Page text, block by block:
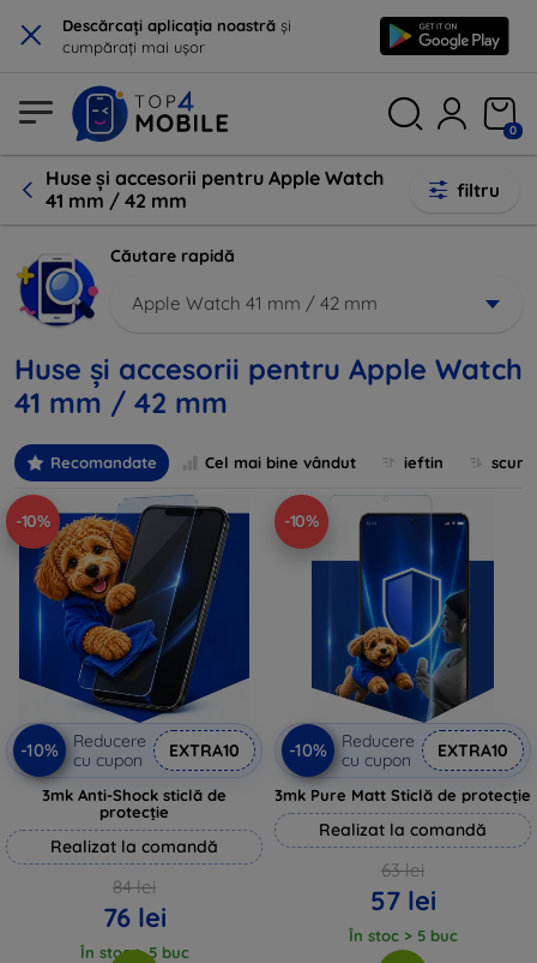
× Descărcați aplicația noastră și
cumpărați mai ușor
0
Huse și accesorii pentru Apple Watch
41 mm / 42 mm
filtru
Căutare rapidă
Apple Watch 41 mm / 42 mm
Huse și accesorii pentru Apple Watch
41 mm / 42 mm
Recomandate Cel mai bine vândut ieftin
-10%
-10%
Reducere
cu cupon
EXTRA10
3mk Anti-Shock sticlă de
protecție
Realizat la comandă
84 lei
76 lei
În stoc > 5 buc
-10%
-10%
Reducere
cu cupon
EXTRA10
3mk Pure Matt Sticlă de protecție
Realizat la comandă
63 lei
57 lei
În stoc > 5 buc